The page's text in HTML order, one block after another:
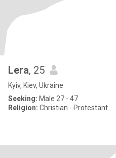
Lera, 25
Kyiv, Kiev, Ukraine
Seeking: Male 27 - 47
Religion: Christian - Protestant